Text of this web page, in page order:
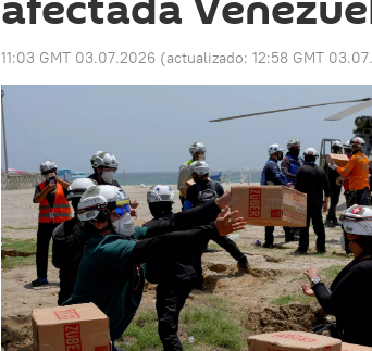
11:03 GMT 03.07.2026 (actualizado: 12:58 GMT